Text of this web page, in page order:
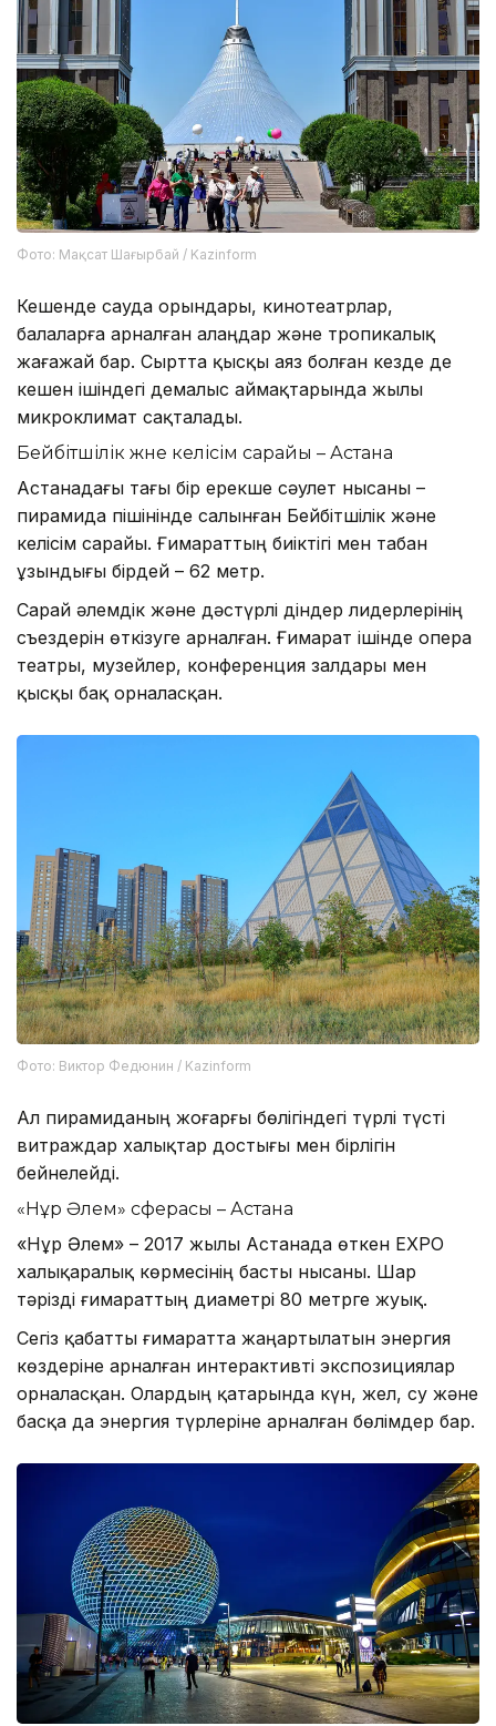
Фото: Мақсат Шағырбай / Kazinform
Кешенде сауда орындары, кинотеатрлар,
балаларға арналған алаңдар және тропикалық
жағажай бар. Сыртта қысқы аяз болған кезде де
кешен ішіндегі демалыс аймақтарында жылы
микроклимат сақталады.
Бейбітшілік және келісім сарайы – Астана
Астанадағы тағы бір ерекше сәулет нысаны –
пирамида пішінінде салынған Бейбітшілік және
келісім сарайы. Ғимараттың биіктігі мен табан
ұзындығы бірдей – 62 метр.
Сарай әлемдік және дәстүрлі діндер лидерлерінің
съездерін өткізуге арналған. Ғимарат ішінде опера
театры, музейлер, конференция залдары мен
қысқы бақ орналасқан.
Фото: Виктор Федюнин / Kazinform
Ал пирамиданың жоғарғы бөлігіндегі түрлі түсті
витраждар халықтар достығы мен бірлігін
бейнелейді.
«Нұр Әлем» сферасы – Астана
«Нұр Әлем» – 2017 жылы Астанада өткен EXPO
халықаралық көрмесінің басты нысаны. Шар
тәрізді ғимараттың диаметрі 80 метрге жуық.
Сегіз қабатты ғимаратта жаңартылатын энергия
көздеріне арналған интерактивті экспозициялар
орналасқан. Олардың қатарында күн, жел, су және
басқа да энергия түрлеріне арналған бөлімдер бар.